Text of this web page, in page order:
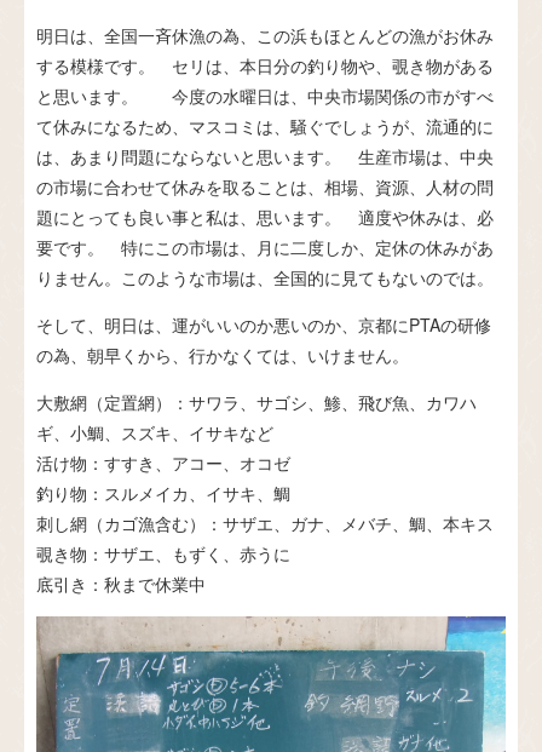
明日は、全国一斉休漁の為、この浜もほとんどの漁がお休み
する模様です。 セリは、本日分の釣り物や、覗き物がある
と思います。 今度の水曜日は、中央市場関係の市がすべ
て休みになるため、マスコミは、騒ぐでしょうが、流通的に
は、あまり問題にならないと思います。 生産市場は、中央
の市場に合わせて休みを取ることは、相場、資源、人材の問
題にとっても良い事と私は、思います。 適度や休みは、必
要です。 特にこの市場は、月に二度しか、定休の休みがあ
りません。このような市場は、全国的に見てもないのでは。
そして、明日は、運がいいのか悪いのか、京都にPTAの研修
の為、朝早くから、行かなくては、いけません。
大敷網（定置網）：サワラ、サゴシ、鯵、飛び魚、カワハ
ギ、小鯛、スズキ、イサキなど
活け物：すすき、アコー、オコゼ
釣り物：スルメイカ、イサキ、鯛
刺し網（カゴ漁含む）：サザエ、ガナ、メバチ、鯛、本キス
覗き物：サザエ、もずく、赤うに
底引き：秋まで休業中